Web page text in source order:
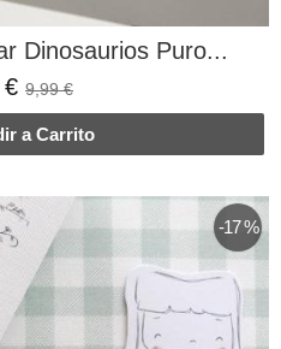
Dinosaurios Puro...
€ 9,99 €
a Carrito
-17 %